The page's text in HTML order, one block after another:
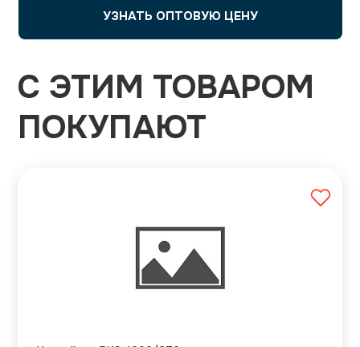
УЗНАТЬ ОПТОВУЮ ЦЕНУ
С ЭТИМ ТОВАРОМ
ПОКУПАЮТ